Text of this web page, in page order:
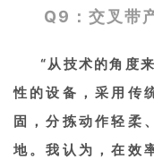
Q9： 交叉带
“从技术的角度
性的设备，采用传
固，分拣动作轻柔
地。我认为，在效